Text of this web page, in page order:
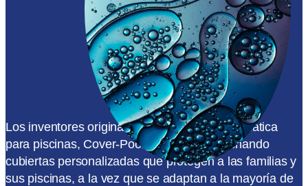
Los inventores originales de la cubierta automática
para piscinas, Cover-Pools, ha estado diseñando
cubiertas personalizadas que protegen a las familias y
sus piscinas, a la vez que se adaptan a la mayoría de